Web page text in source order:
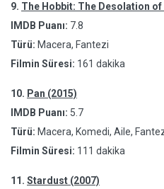
9. The Hobbit: The Desolation of
IMDB Puanı: 7.8
Türü: Macera, Fantezi
Filmin Süresi: 161 dakika
10. Pan (2015)
IMDB Puanı: 5.7
Türü: Macera, Komedi, Aile,
Filmin Süresi: 111 dakika
11. Stardust (2007)